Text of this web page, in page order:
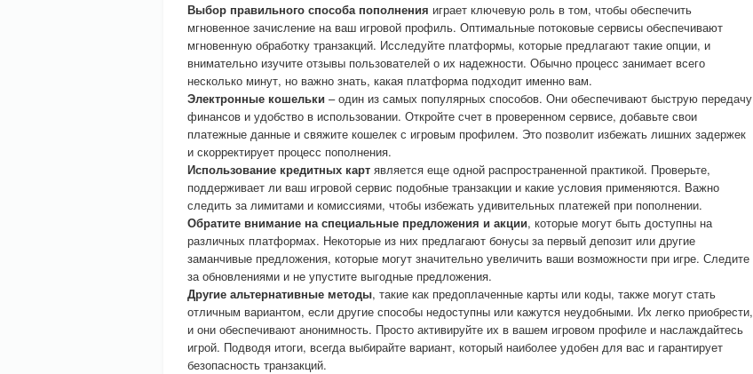
Выбор правильного способа пополнения играет ключевую роль в том, чтобы обеспечить
мгновенное зачисление на ваш игровой профиль. Оптимальные потоковые сервисы обеспечивают
мгновенную обработку транзакций. Исследуйте платформы, которые предлагают такие опции, и
внимательно изучите отзывы пользователей о их надежности. Обычно процесс занимает всего
несколько минут, но важно знать, какая платформа подходит именно вам.
Электронные кошельки – один из самых популярных способов. Они обеспечивают быструю передачу
финансов и удобство в использовании. Откройте счет в проверенном сервисе, добавьте свои
платежные данные и свяжите кошелек с игровым профилем. Это позволит избежать лишних задержек
и скорректирует процесс пополнения.
Использование кредитных карт является еще одной распространенной практикой. Проверьте,
поддерживает ли ваш игровой сервис подобные транзакции и какие условия применяются. Важно
следить за лимитами и комиссиями, чтобы избежать удивительных платежей при пополнении.
Обратите внимание на специальные предложения и акции, которые могут быть доступны на
различных платформах. Некоторые из них предлагают бонусы за первый депозит или другие
заманчивые предложения, которые могут значительно увеличить ваши возможности при игре. Следите
за обновлениями и не упустите выгодные предложения.
Другие альтернативные методы, такие как предоплаченные карты или коды, также могут стать
отличным вариантом, если другие способы недоступны или кажутся неудобными. Их легко приобрести,
и они обеспечивают анонимность. Просто активируйте их в вашем игровом профиле и наслаждайтесь
игрой. Подводя итоги, всегда выбирайте вариант, который наиболее удобен для вас и гарантирует
безопасность транзакций.